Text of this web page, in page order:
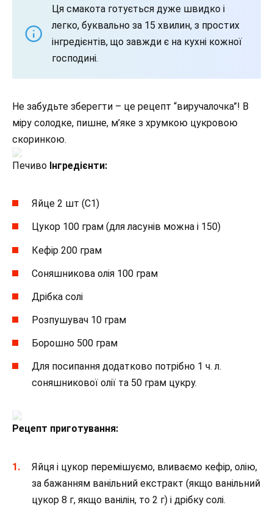
Ця смакота готується дуже швидко і
легко, буквально за 15 хвилин, з простих
інгредієнтів, що завжди є на кухні кожної
господині.
Не забудьте зберегти – це рецепт “виручалочка”! В
міру солодке, пишне, м’яке з хрумкою цукровою
скоринкою.
Печиво Інгредієнти:
Яйце 2 шт (С1)
Цукор 100 грам (для ласунів можна і 150)
Кефір 200 грам
Соняшникова олія 100 грам
Дрібка солі
Розпушувач 10 грам
Борошно 500 грам
Для посипання додатково потрібно 1 ч. л.
соняшникової олії та 50 грам цукру.
Рецепт приготування:
Яйця і цукор перемішуємо, вливаємо кефір, олію,
за бажанням ванільний екстракт (якщо ванільний
цукор 8 г, якщо ванілін, то 2 г) і дрібку солі.